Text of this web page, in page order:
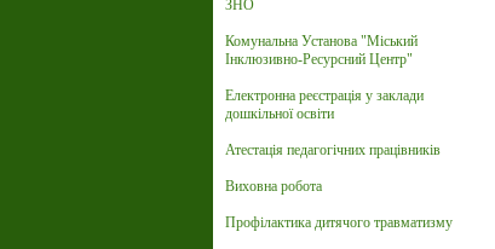
ЗНО
Комунальна Установа "Міський
Інклюзивно-Ресурсний Центр"
Електронна реєстрація у заклади
дошкільної освіти
Атестація педагогічних працівників
Виховна робота
Профілактика дитячого травматизму